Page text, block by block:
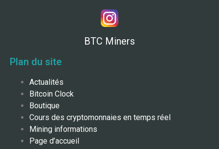
BTC Miners
Plan du site
Actualités
Bitcoin Clock
Boutique
Cours des cryptomonnaies en temps réel
Mining informations
Page d’accueil